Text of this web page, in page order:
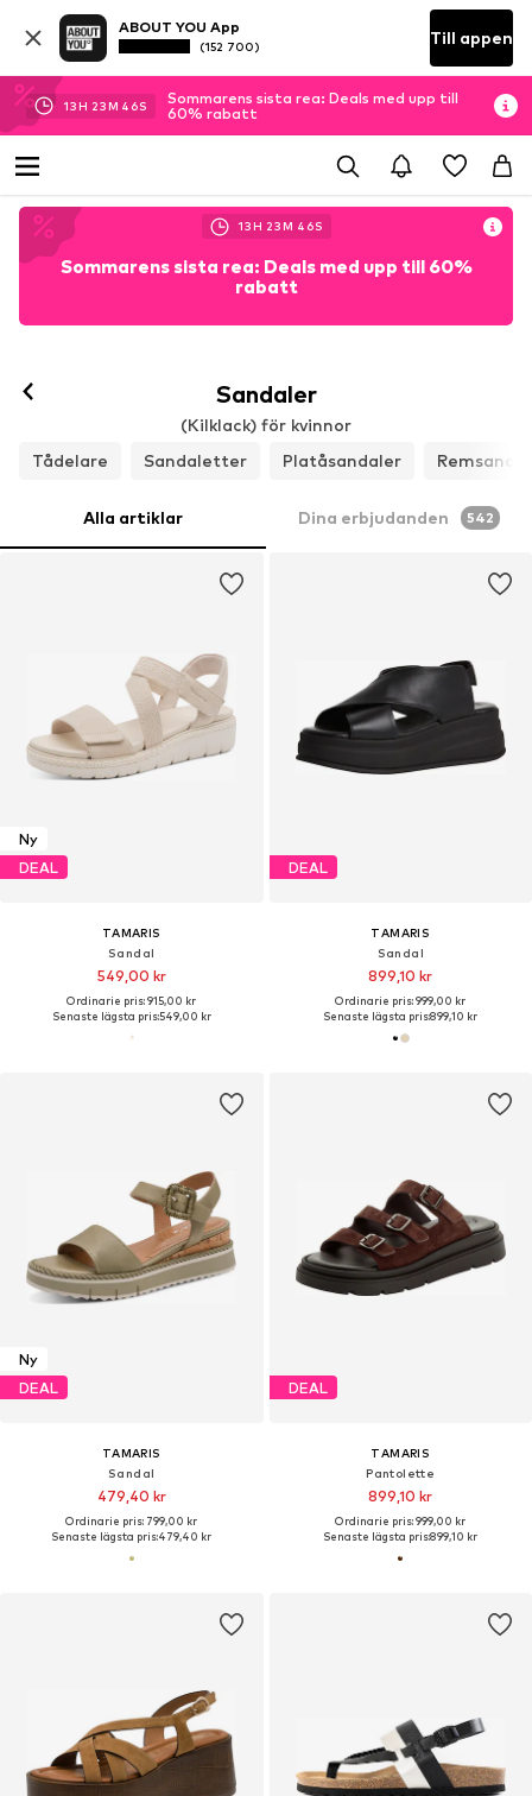
ABOUT YOU App
(152 700) Till appen
13H 23M 44S
Sommarens sista rea: Deals med upp till
60% rabatt
13H 23M 44S
Sommarens sista rea: Deals med upp till 60%
rabatt
Sandaler
(Kilklack) för kvinnor
Tådelare
Sandaletter Platåsandaler
Alla artiklar Dina erbjudanden 542
Ny
DEAL
TAMARIS
Sandal
549,00 kr
Ordinarie pris: 915,00 kr
Senaste lägsta pris:549,00 kr
DEAL
TAMARIS
Sandal
899,10 kr
Ordinarie pris: 999,00 kr
Senaste lägsta pris:899,10 kr
Ny
DEAL
TAMARIS
Sandal
479,40 kr
Ordinarie pris: 799,00 kr
Senaste lägsta pris:479,40 kr
DEAL
TAMARIS
Pantolette
899,10 kr
Ordinarie pris: 999,00 kr
Senaste lägsta pris:899,10 kr